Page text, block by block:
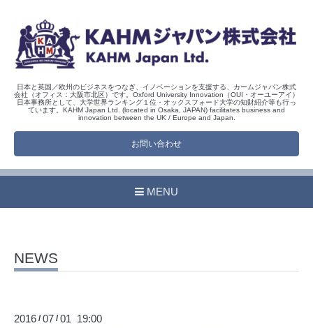
日本と英国／欧州のビジネスをつなぎ、イノベーションを支援する、カームジャパン株式
会社（オフィス：大阪市北区）です。Oxford University Innovation（OUI・オーユーアイ）
日本事務所として、大学世界ランキング１位・オックスフォード大学の知財紹介等も行っ
ています。KAHM Japan Ltd. (located in Osaka, JAPAN) facilitates business and
innovation between the UK / Europe and Japan.
お問い合わせ
MENU
NEWS
2016 /07 /01 19:00